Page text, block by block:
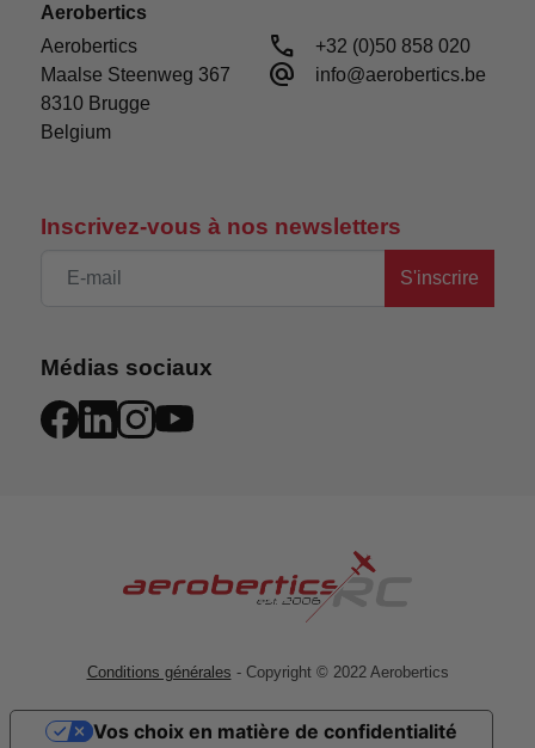
comprend un coupleur de surcharge (limiteur de
couple) au lieu d'un embrayage à glissement,
pour réduire la maintenance et protéger la
transmission d'un couple excessif.
Le châssis durable est ventilé pour maintenir les
composants embarqués au frais. Des protections
latérales plus larges assurent une protection
L'électronique monochrome furtive est incluse
s'ajustent pour accepter votre choix de batterie
Inscrivez-vous à nos newsletters
S'inscrire
Médias sociaux
Aerobertics
Aerobertics
Maalse Steenweg 367
8310 Brugge
Belgium
call +32 (0)50 858 020
alternate_email info@aerobertics.be
Conditions générales - Copyright © 2022 Aerobertics
Vos choix en matière de confidentialité